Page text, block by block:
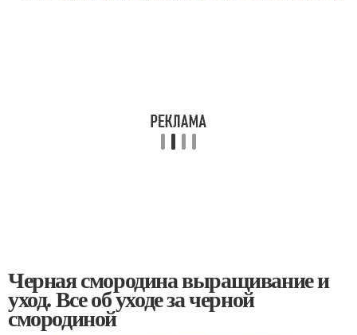
Черная смородина выращивание и
уход. Все об уходе за черной
смородиной